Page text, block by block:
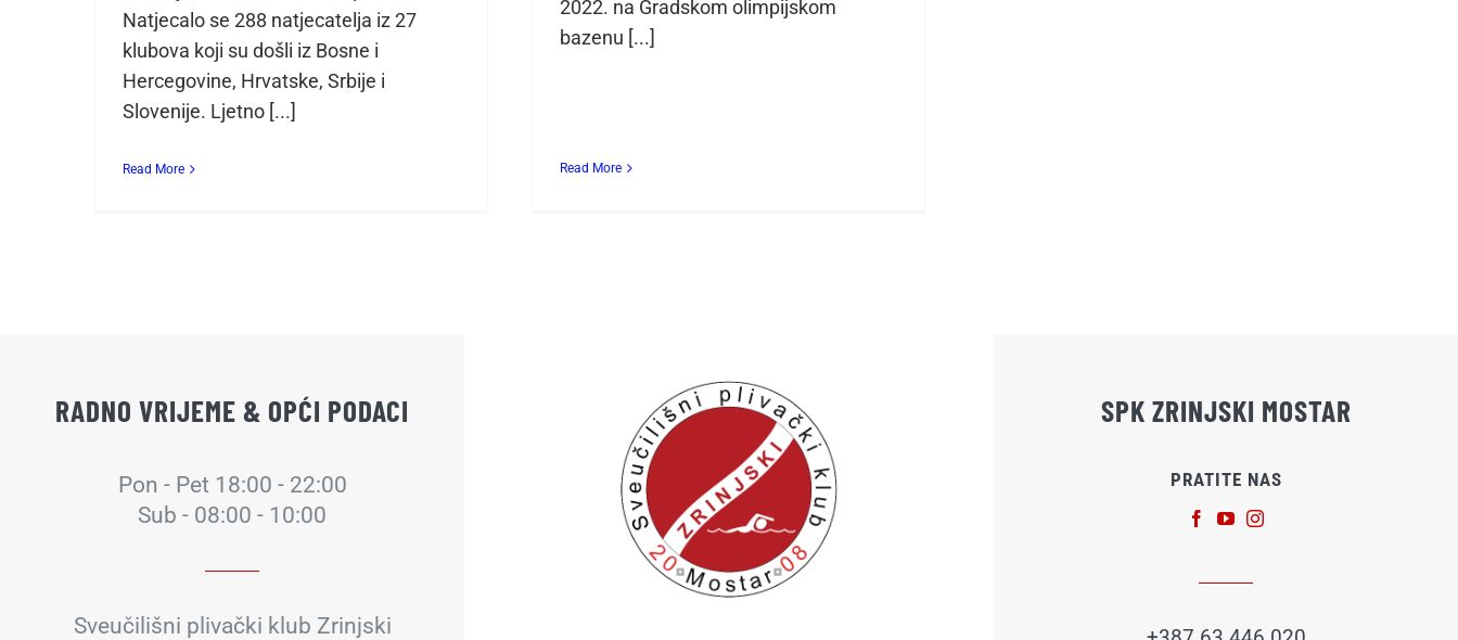
Natjecalo se 288 natjecatelja iz 27
klubova koji su došli iz Bosne i
Hercegovine, Hrvatske, Srbije i
Slovenije. Ljetno [...]
Read More
2022. na Gradskom olimpijskom
bazenu [...]
Read More
RADNO VRIJEME & OPĆI PODACI
Pon - Pet 18:00 - 22:00
Sub - 08:00 - 10:00
Sveučilišni plivački klub Zrinjski
SPK ZRINJSKI MOSTAR
PRATITE NAS